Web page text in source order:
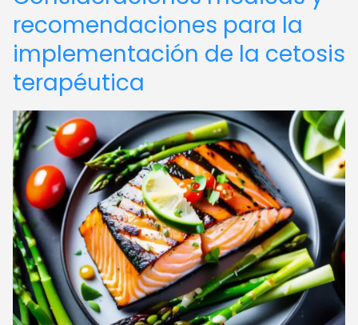
recomendaciones para la
implementación de la cetosis
terapéutica